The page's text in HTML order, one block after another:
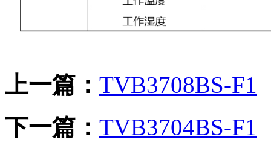
上一篇： TVB3708BS-F1
下一篇： TVB3704BS-F1